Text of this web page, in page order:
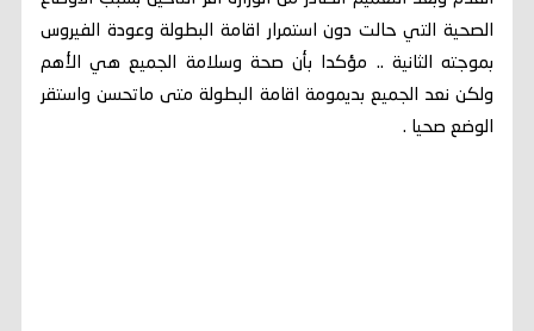
الصحية التي حالت دون استمرار اقامة البطولة وعودة الفيروس
بموجته الثانية .. مؤكدا بأن صحة وسلامة الجميع هي الأهم
ولكن نعد الجميع بديمومة اقامة البطولة متى ماتحسن واستقر
الوضع صحيا .